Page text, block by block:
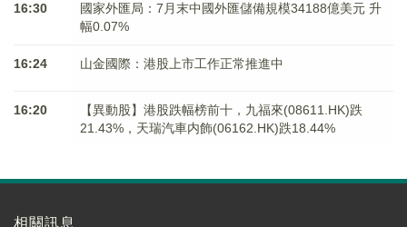
16:30
國家外匯局：7月末中國外匯儲備規模34188億美元 升
幅0.07%
16:24 山金國際：港股上市工作正常推進中
16:20
【異動股】港股跌幅榜前十，九福來(08611.HK)跌
21.43%，天瑞汽車内飾(06162.HK)跌18.44%
相關訊息